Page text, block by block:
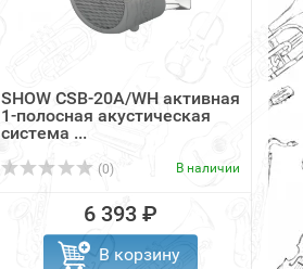
SHOW CSB-20A/WH активная
1-полосная акустическая
система ...
(0) В наличии
6 393 ₽
В корзину